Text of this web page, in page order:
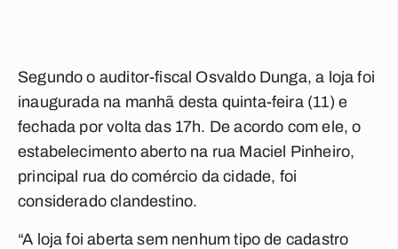
Segundo o auditor-fiscal Osvaldo Dunga, a loja foi
inaugurada na manhã desta quinta-feira (11) e
fechada por volta das 17h. De acordo com ele, o
estabelecimento aberto na rua Maciel Pinheiro,
principal rua do comércio da cidade, foi
considerado clandestino.
“A loja foi aberta sem nenhum tipo de cadastro